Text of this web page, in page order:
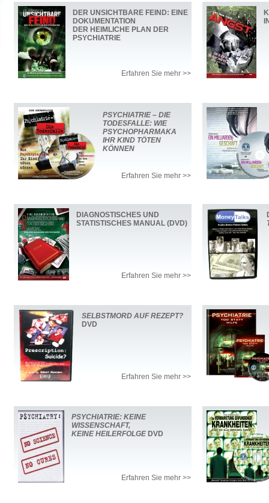
DER UNSICHTBARE FEIND: EINE
DOKUMENTATION
DER HEIMLICHE PLAN DER
PSYCHIATRIE
Erfahren Sie mehr >>
PSYCHIATRIE – DIE
TODESFALLE: WIE
PSYCHOPHARMAKA
IHR KIND TÖTEN
KÖNNEN
Erfahren Sie mehr >>
DIAGNOSTISCHES UND
STATISTISCHES MANUAL (DVD)
Erfahren Sie mehr >>
SELBSTMORD AUF REZEPT?
DVD
Erfahren Sie mehr >>
PSYCHIATRIE: KEINE
WISSENSCHAFT,
KEINE HEILERFOLGEDVD
Erfahren Sie mehr >>